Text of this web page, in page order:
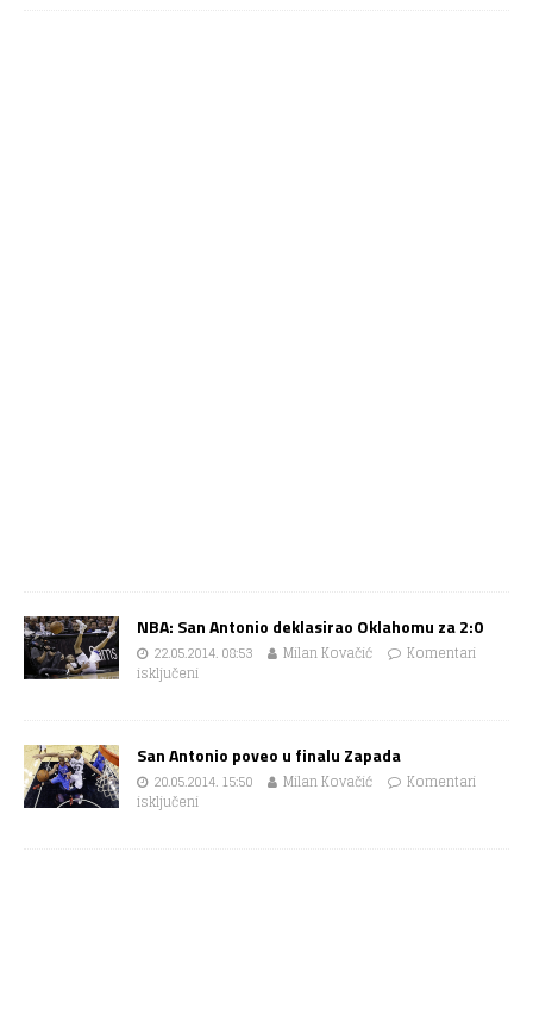
NBA: San Antonio deklasirao Oklahomu za 2:0
22.05.2014. 08:53 Milan Kovačić
Komentari
isključeni
San Antonio poveo u finalu Zapada
20.05.2014. 15:50 Milan Kovačić
Komentari
isključeni